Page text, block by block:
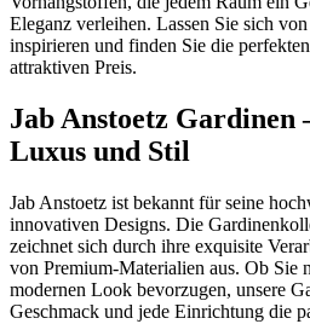
Eleganz verleihen. Lassen Sie sich
inspirieren und finden Sie die
attraktiven Preis.
Jab Anstoetz Gardinen
Luxus und Stil
Jab Anstoetz ist bekannt für seine
innovativen Designs. Die
zeichnet sich durch ihre exquisite
von Premium-Materialien aus. Ob Sie
modernen Look bevorzugen, unsere
Geschmack und jede Einrichtung die